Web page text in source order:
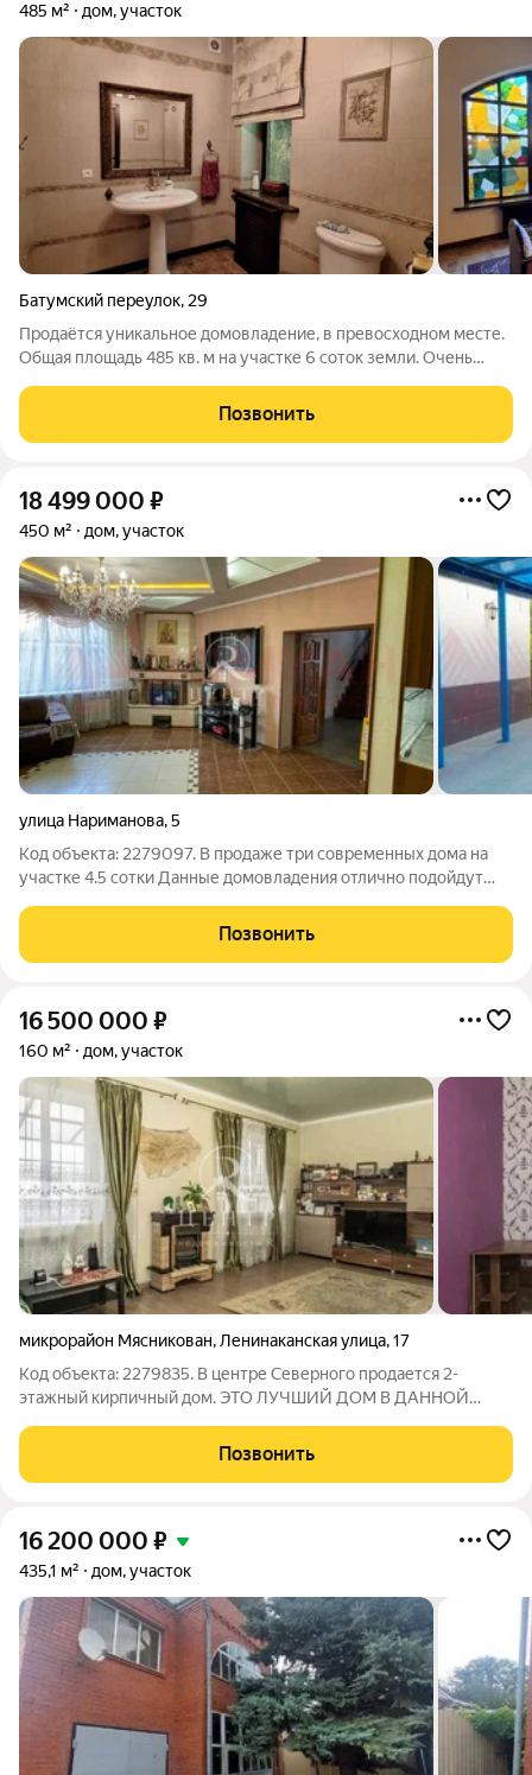
485 м² дом, участок
Батумский переулок, 29
Продаётся уникальное домовладение, в превосходном месте.
Общая площадь 485 кв. м на участке 6 соток земли. Очень
поддерживается в идеальном состоянии. Продажа в связи с
переездом. На 1-ом этаже
Позвонить
18 499 000 ₽
450 м² дом, участок
улица Нариманова,5
Код объекта: 2279097. В продаже три современных дома на
участке 4.5 сотки Данные домовладения отлично подойдут
основной 380 кв. ) Расположился в дали от людских глаз на
задней части участка. В доме 3
Позвонить
16 500 000 ₽
160 м² дом, участок
микрорайон Мясникован, Ленинаканская улица,17
Код объекта: 2279835. В центре Северного продается 2-
этажный кирпичный дом. ЭТО ЛУЧШИЙ ДОМ В ДАННОЙ
очень удобной планировкой. Общая площадь дома 160 кв.м.
Площадь участка 3 сотки. На первом
Позвонить
16 200 000 ₽
435,1 м² дом, участок